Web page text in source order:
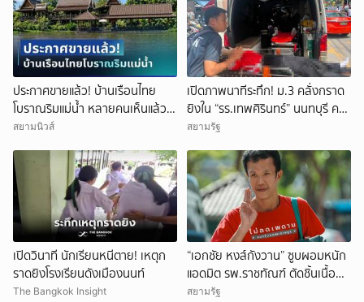
ประกาศขายแล้ว! บ้านเรือนไทย
โบราณริมแม่น้ำ หลายคนเห็นแล้ว
จำได้ เคยเป็นฉากหนังดัง
สยามนิวส์
เปิดภาพนาทีระทึก! ม.3 คลั่งกราด
ยิงใน “รร.เทพศิรินทร์” นนทบุรี ครู
ดับ 2 บาดเจ็บกว่า 20 ราย ก่อนยิง
สยามรัฐ
เปิดวินาที นักเรียนหนีตาย! เหตุก
ราดยิงโรงเรียนดังเมืองนนท์
The Bangkok Insight
“เอกชัย หงส์กังวาน” ซูบผอมหนัก
แอดมิต รพ.ราชทัณฑ์ ตัดชิ้นเนื้อ
หัว-กระเพาะ รอฟังผลตรวจ
สยามรัฐ